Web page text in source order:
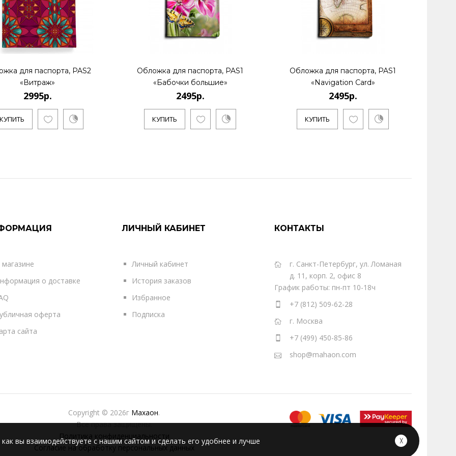
для паспорта, PAS2
«Витраж»
2995р.
КУПИТЬ
Обложка для паспорта, PAS1
«Бабочки большие»
2495р.
КУПИТЬ
Обложка для паспорта, PAS1
«Navigation Card»
2495р.
КУПИТЬ
о доставке
оферта
сайта
ЛИЧНЫЙ КАБИНЕТ
Личный кабинет
История заказов
Избранное
Подписка
КОНТАКТЫ
г. Санкт-Петербург, ул. Ломаная
д. 11, корп. 2, офис 8
График работы: пн-пт 10-18ч
+7 (812) 509-62-28
г. Москва
+7 (499) 450-85-86
shop@mahaon.com
Copyright © 2026г Махаон.
Все права защищены.
Политика конфиденциальности
Согласие на обработку персональных данных
вы взаимодействуете с нашим сайтом и сделать его удобнее и лучше ╳